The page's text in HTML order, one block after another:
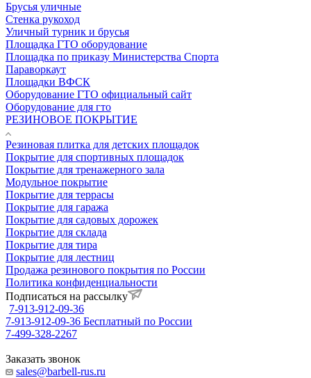
Брусья уличные
Стенка рукоход
Уличный турник и брусья
Площадка ГТО оборудование
Площадка по приказу Министерства Спорта
Параворкаут
Площадки ВФСК
Оборудование ГТО официальный сайт
Оборудование для гто
РЕЗИНОВОЕ ПОКРЫТИЕ
Резиновая плитка для детских площадок
Покрытие для спортивных площадок
Покрытие для тренажерного зала
Модульное покрытие
Покрытие для террасы
Покрытие для гаража
Покрытие для садовых дорожек
Покрытие для склада
Покрытие для тира
Покрытие для лестниц
Продажа резинового покрытия по России
Политика конфиденциальности
Подписаться на рассылку
7-913-912-09-36
7-913-912-09-36 Бесплатный по России
7-499-328-2267
Заказать звонок
sales@barbell-rus.ru